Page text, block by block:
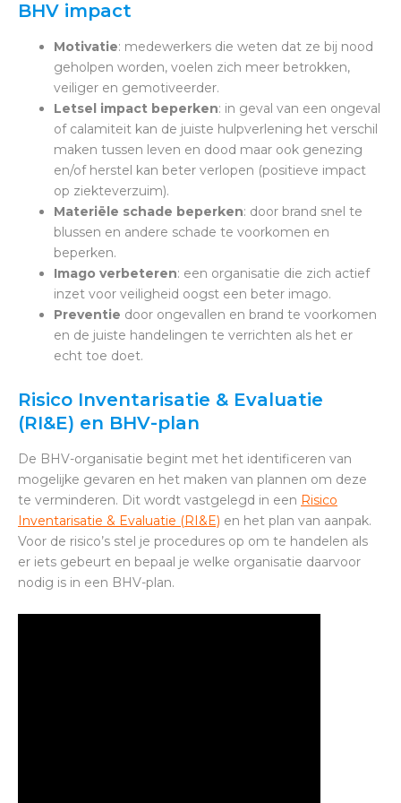
BHV impact
Motivatie: medewerkers die weten dat ze bij nood
geholpen worden, voelen zich meer betrokken,
veiliger en gemotiveerder.
Letsel impact beperken: in geval van een ongeval
of calamiteit kan de juiste hulpverlening het verschil
maken tussen leven en dood maar ook genezing
en/of herstel kan beter verlopen (positieve impact
op ziekteverzuim).
Materiële schade beperken: door brand snel te
blussen en andere schade te voorkomen en
beperken.
Imago verbeteren: een organisatie die zich actief
inzet voor veiligheid oogst een beter imago.
Preventie door ongevallen en brand te voorkomen
en de juiste handelingen te verrichten als het er
echt toe doet.
Risico Inventarisatie & Evaluatie
(RI&E) en BHV-plan
De BHV-organisatie begint met het identificeren van
mogelijke gevaren en het maken van plannen om deze
te verminderen. Dit wordt vastgelegd in een Risico
Inventarisatie & Evaluatie (RI&E) en het plan van aanpak.
Voor de risico’s stel je procedures op om te handelen als
er iets gebeurt en bepaal je welke organisatie daarvoor
nodig is in een BHV-plan.